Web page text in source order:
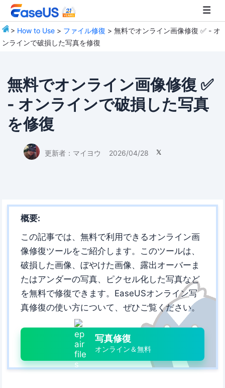
> How to Use > ファイル修復 > 無料でオンライン画像修復 ✅ - オ
ンラインで破損した写真を修復
無料でオンライン画像修復 ✅
- オンラインで破損した写真
を修復
更新者： マイヨウ 2026/04/28 
概要:
この記事では、無料で利用できるオンライン画
像修復ツールをご紹介します。このツールは、
破損した画像、ぼやけた画像、露出オーバーま
たはアンダーの写真、ピクセル化した写真など
を無料で修復できます。EaseUSオンライン写
真修復の使い方について、ぜひご覧ください。
写真修復
オンライン＆無料